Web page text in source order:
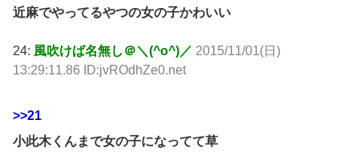
近麻でやってるやつの女の子かわいい
24: 風吹けば名無し＠＼(^o^)／ 2015/11/01(日)
13:29:11.86 ID:jvROdhZe0.net
>>21
小此木くんまで女の子になってて草